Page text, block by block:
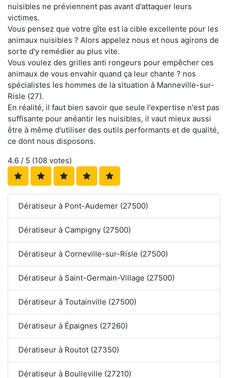
nuisibles ne préviennent pas avant d'attaquer leurs
victimes.
Vous pensez que votre gîte est la cible excellente pour les
animaux nuisibles ? Alors appelez nous et nous agirons de
sorte d'y remédier au plus vite.
Vous voulez des grilles anti rongeurs pour empêcher ces
animaux de vous envahir quand ça leur chante ? nos
spécialistes les hommes de la situation à Manneville-sur-
Risle (27).
En réalité, il faut bien savoir que seule l'expertise n'est pas
suffisante pour anéantir les nuisibles, il vaut mieux aussi
être à même d'utiliser des outils performants et de qualité,
ce dont nous disposons.
4.6 / 5 (108 votes)
Dératiseur à Pont-Audemer (27500)
Dératiseur à Campigny (27500)
Dératiseur à Corneville-sur-Risle (27500)
Dératiseur à Saint-Germain-Village (27500)
Dératiseur à Toutainville (27500)
Dératiseur à Épaignes (27260)
Dératiseur à Routot (27350)
Dératiseur à Boulleville (27210)